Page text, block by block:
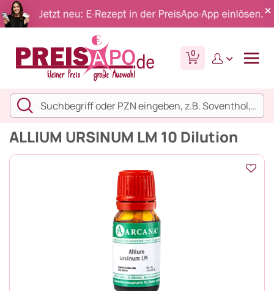
0
ALLIUM URSINUM LM 10 Dilution